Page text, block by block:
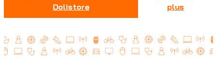
Dolistore
plus